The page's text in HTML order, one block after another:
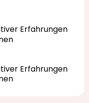
Erfahrungen
Erfahrungen